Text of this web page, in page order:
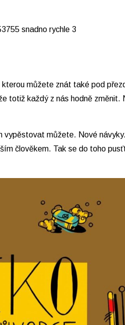
můžete znát také pod
totiž každý z nás hodně
můžete. Nové
člověkem. Tak se do toho